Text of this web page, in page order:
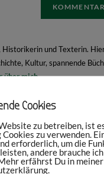
Historikerin und Texterin.
Kultur, spannende
über mich
& fantastische Kunst:
von Droste-Hülshoff
Cookies
zu betreiben, ist
zu verwenden.
erforderlich, um die
andere brauche
erfährst Du in meiner